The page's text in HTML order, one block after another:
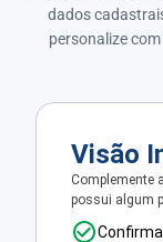
dados
personalize
Visão
Complemente
possui algum